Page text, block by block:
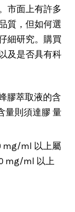
市面上有許多
質，但如何選
細研究。購買
及是否具有科
膠萃取液的含
量則須達膠 量
mg/ml 以上屬
mg/ml 以上